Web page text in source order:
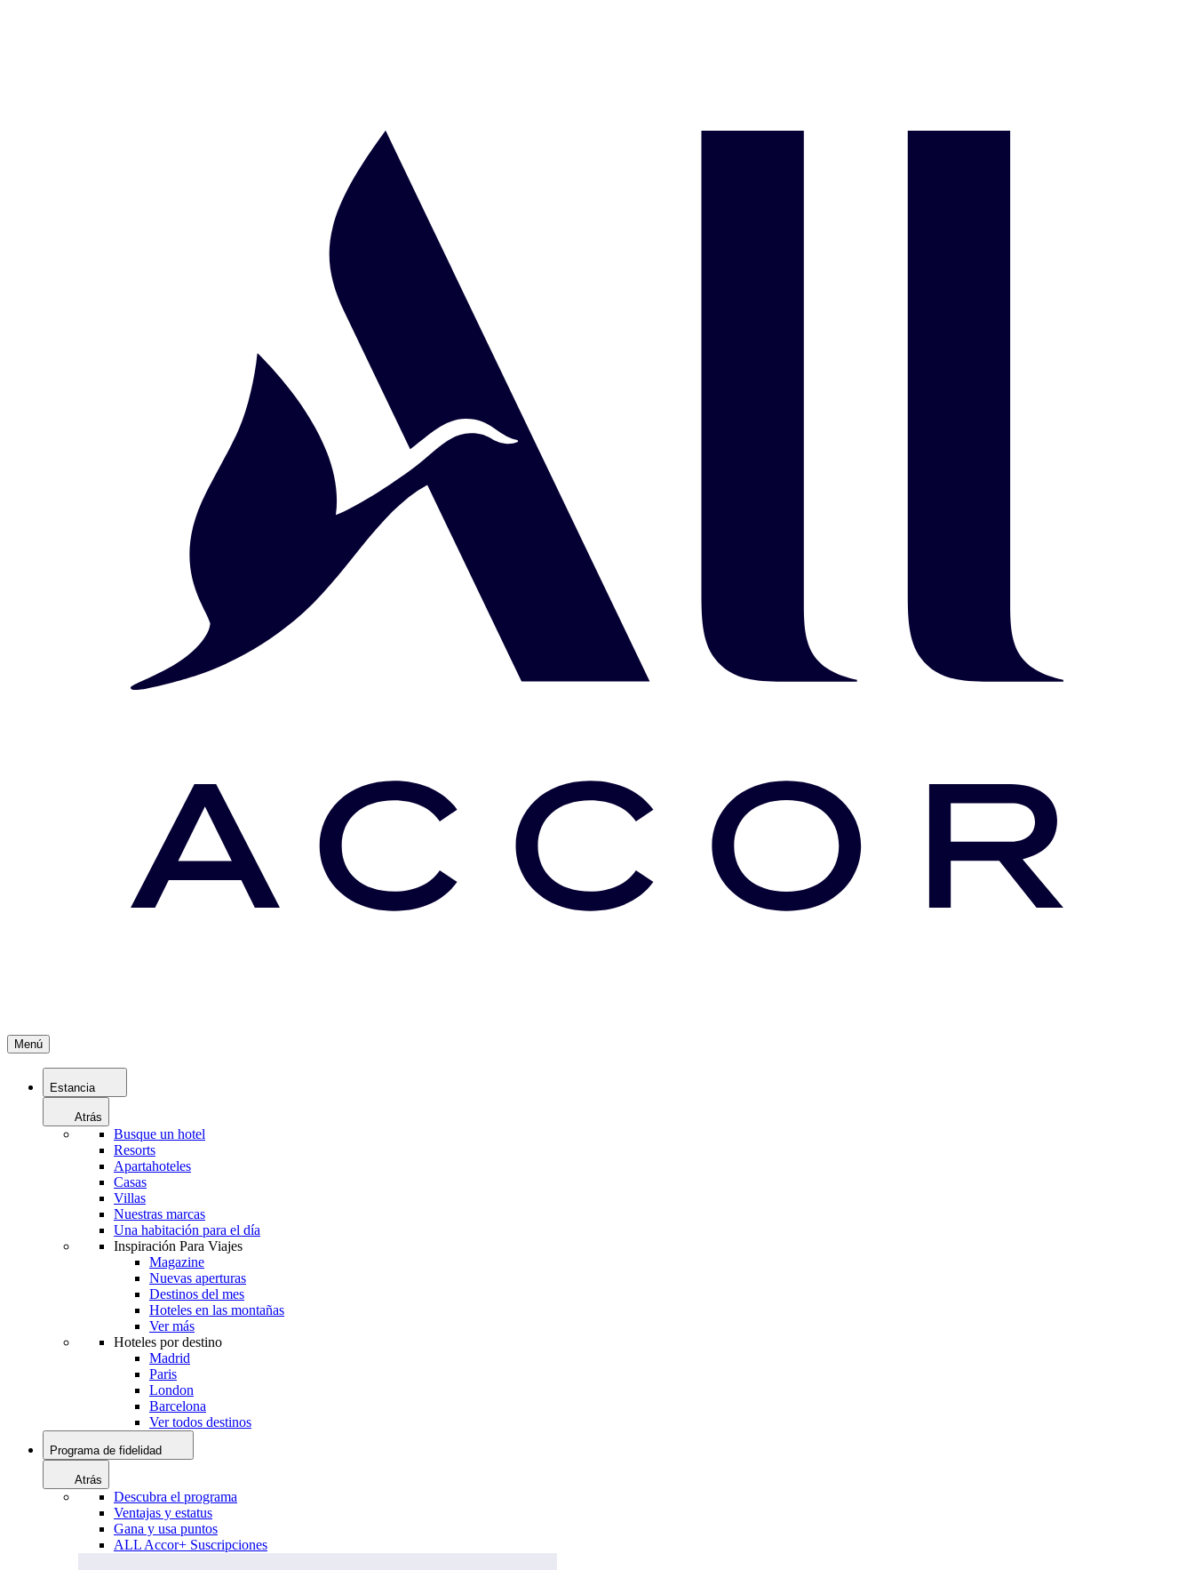
Menú
Estancia
Atrás
Busque un hotel
Resorts
Apartahoteles
Casas
Villas
Nuestras marcas
Una habitación para el día
Inspiración Para Viajes
Magazine
Nuevas aperturas
Destinos del mes
Hoteles en las montañas
Ver más
Hoteles por destino
Madrid
Paris
London
Barcelona
Ver todos destinos
Programa de fidelidad
Atrás
Descubra el programa
Ventajas y estatus
Gana y usa puntos
ALL Accor+ Suscripciones